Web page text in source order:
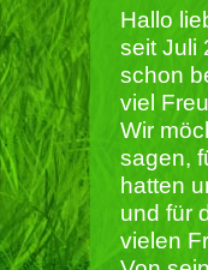
Hallo
seit Juli
schon
viel
Wir
sagen,
hatten
und für
vielen